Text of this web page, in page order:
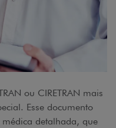
ou CIRETRAN mais
Esse documento
detalhada, que